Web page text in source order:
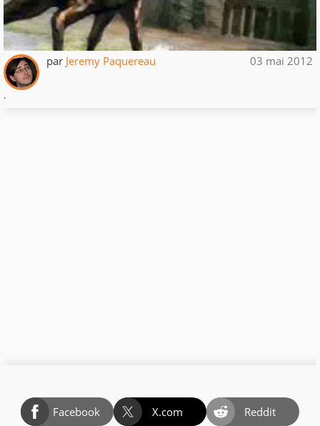
par Jeremy Paquereau 03 mai 2012
.
Facebook X.com
Reddit